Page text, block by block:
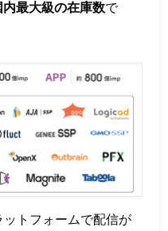
内最⼤級の在庫数で
トフォームで配信が